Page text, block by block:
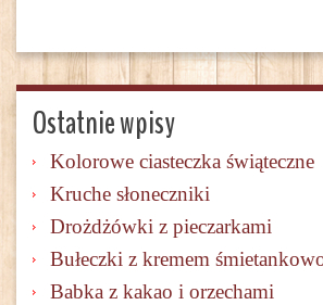
Ostatnie wpisy
Kolorowe ciasteczka świąteczne
Kruche słoneczniki
Drożdżówki z pieczarkami
Bułeczki z kremem
Babka z kakao i orzechami